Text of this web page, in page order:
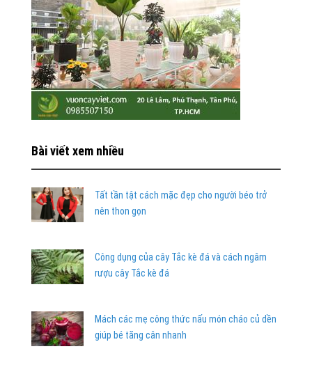
Bài viết xem nhiều
Tất tần tật cách mặc đẹp cho người béo trở
nên thon gọn
Công dụng của cây Tắc kè đá và cách ngâm
rượu cây Tắc kè đá
Mách các mẹ công thức nấu món cháo củ dền
giúp bé tăng cân nhanh